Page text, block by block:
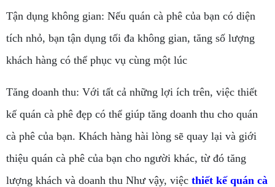
Tận dụng không gian: Nếu quán cà phê của bạn có diện
tích nhỏ, bạn tận dụng tối đa không gian, tăng số lượng
khách hàng có thể phục vụ cùng một lúc
Tăng doanh thu: Với tất cả những lợi ích trên, việc thiết
kế quán cà phê đẹp có thể giúp tăng doanh thu cho quán
cà phê của bạn. Khách hàng hài lòng sẽ quay lại và giới
thiệu quán cà phê của bạn cho người khác, từ đó tăng
lượng khách và doanh thu Như vậy, việc thiết kế quán cà